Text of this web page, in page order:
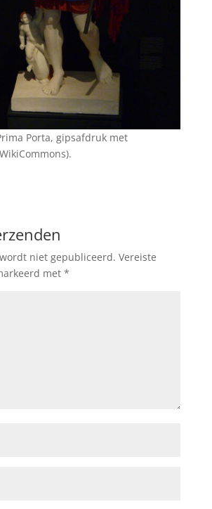
Porta, gipsafdruk met
niet gepubliceerd. Vereiste
met *